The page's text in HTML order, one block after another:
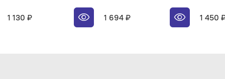
1 130 ₽ 1 694 ₽ 1 450